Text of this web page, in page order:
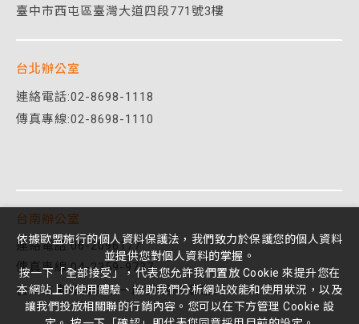
臺中市西屯區臺灣大道四段771號3樓
台北辦公室
連絡電話:02-8698-1118
傳真專線:02-8698-1110
台南辦公室
連絡電話:06-2096177
傳真專線:04-2359-9737
台南市東區林森路一段395號8樓之3
依據歐盟施行的個人資料保護法，我們致力於保護您的個人資料
並提供您對個人資料的掌握。
按一下「全部接受」，代表您允許我們置放 Cookie 來提升您在
本網站上的使用體驗、協助我們分析網站效能和使用狀況，以及
讓我們投放相關聯的行銷內容。您可以在下方管理 Cookie 設